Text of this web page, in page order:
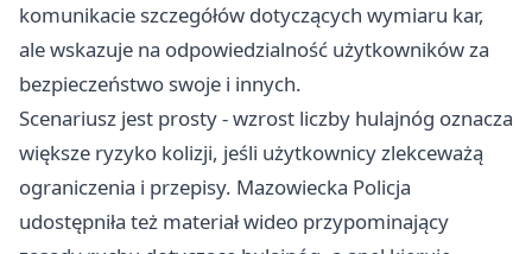
komunikacie szczegółów dotyczących wymiaru kar,
ale wskazuje na odpowiedzialność użytkowników za
bezpieczeństwo swoje i innych.
Scenariusz jest prosty - wzrost liczby hulajnóg oznacza
większe ryzyko kolizji, jeśli użytkownicy zlekceważą
ograniczenia i przepisy. Mazowiecka Policja
udostępniła też materiał wideo przypominający